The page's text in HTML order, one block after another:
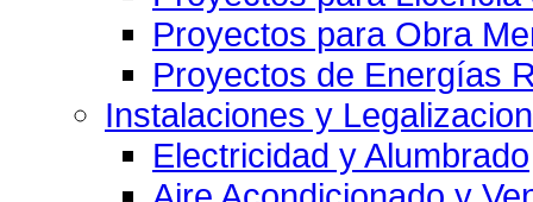
Proyectos para Obra
Proyectos de Energías
Instalaciones y
Electricidad y Alumbrado